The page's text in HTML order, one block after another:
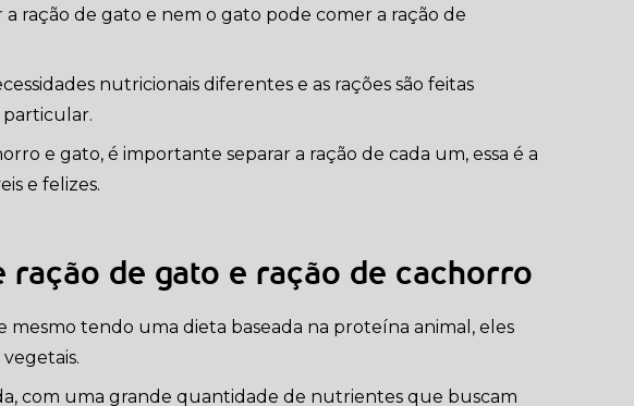
ração de gato e nem o gato pode comer a ração de
nutricionais diferentes e as rações são feitas
particular.
e gato, é importante separar a ração de cada um, essa é a
e felizes.
ração de gato e ração de cachorro
mesmo tendo uma dieta baseada na proteína animal, eles
com uma grande quantidade de nutrientes que buscam